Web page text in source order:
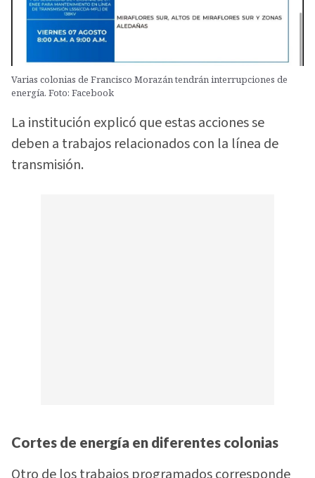
Varias colonias de Francisco Morazán tendrán interrupciones de
energía. Foto: Facebook
La institución explicó que estas acciones se
deben a trabajos relacionados con la línea de
transmisión.
Cortes de energía en diferentes colonias